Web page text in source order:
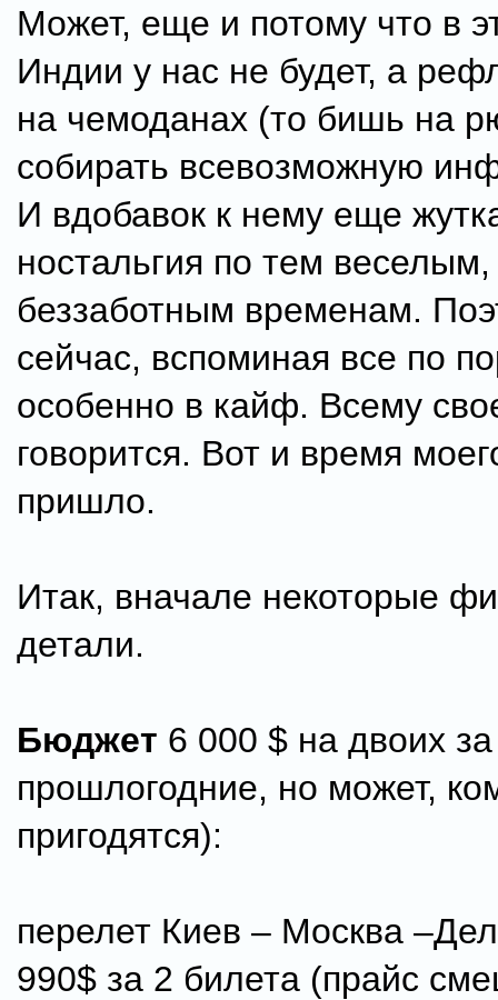
Может, еще и потому что в
Индии у нас не будет, а
на чемоданах (то бишь на
собирать всевозможную
И вдобавок к нему еще
ностальгия по тем веселым,
беззаботным временам.
сейчас, вспоминая все по
особенно в кайф. Всему
говорится. Вот и время
пришло.
Итак, вначале некоторые
детали.
Бюджет 6 000 $ на двоих
прошлогодние, но может,
пригодятся):
перелет Киев – Москва
990$ за 2 билета (прайс